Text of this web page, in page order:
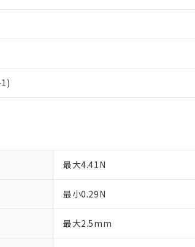
最大4.41N
最小0.29N
最大2.5mm